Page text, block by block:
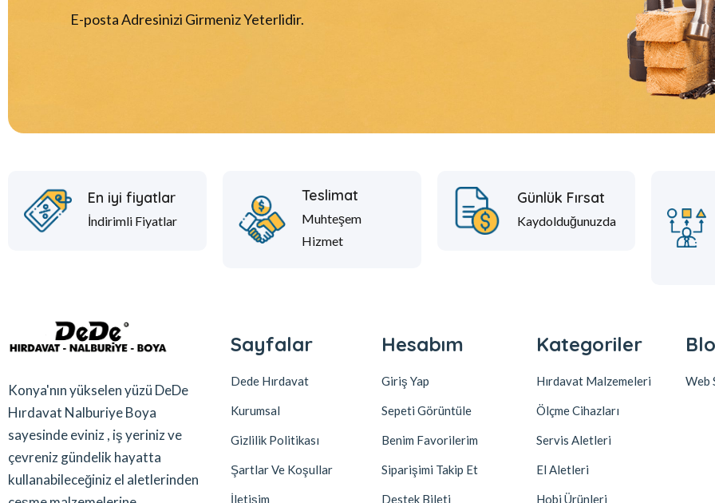
E-posta Adresinizi Girmeniz Yeterlidir.
En iyi fiyatlar
İndirimli Fiyatlar
Teslimat
Muhteşem
Hizmet
Günlük Fırsat
Kaydolduğunuzda
Konya'nın yükselen yüzü DeDe
Hırdavat Nalburiye Boya
sayesinde eviniz , iş yeriniz ve
çevreniz gündelik hayatta
kullanabileceğiniz el aletlerinden
Sayfalar
Dede Hırdavat
Kurumsal
Gizlilik Politikası
Şartlar Ve Koşullar
İletişim
Hesabım
Giriş Yap
Sepeti Görüntüle
Benim Favorilerim
Siparişimi Takip Et
Destek Bileti
Kategoriler
Hırdavat Malzemeleri
Ölçme Cihazları
Servis Aletleri
El Aletleri
Hobi Ürünleri
Web